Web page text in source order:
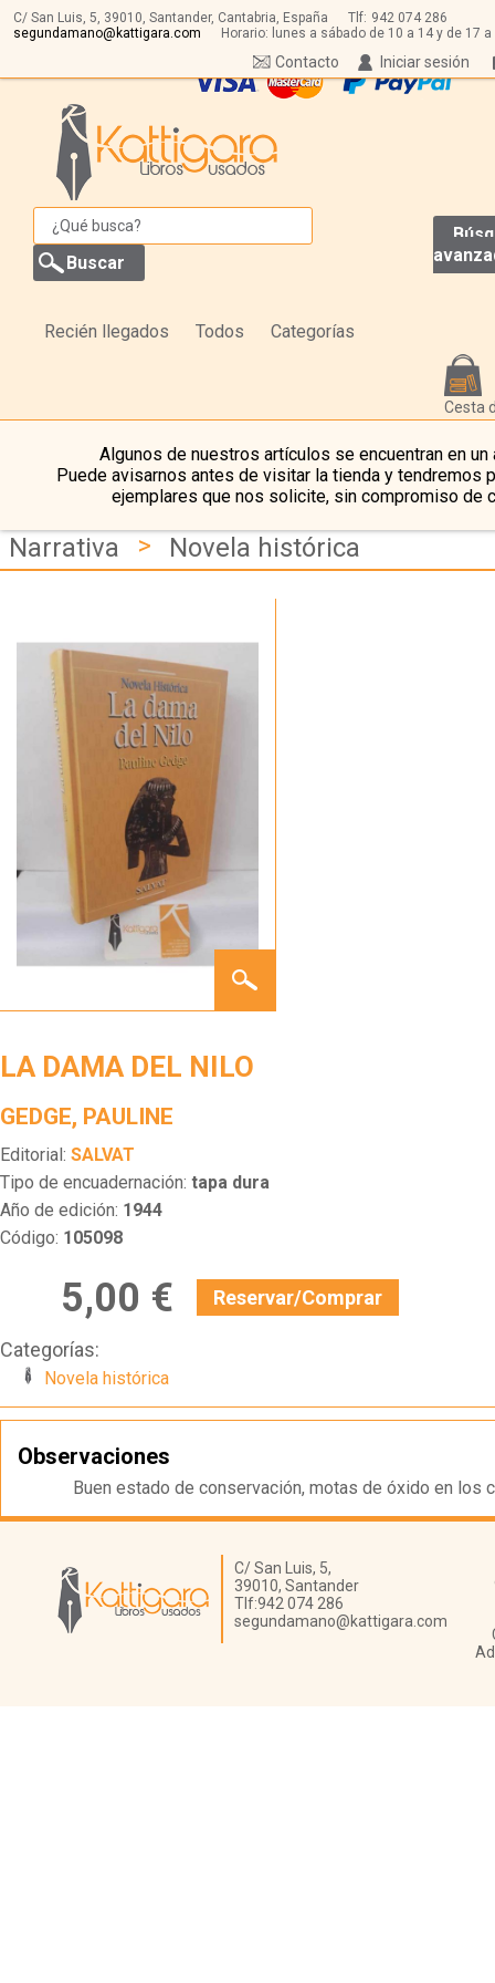
C/ San Luis, 5, 39010, Santander, Cantabria, España Tlf: 942 074 286
segundamano@kattigara.com
Horario: lunes a sábado de 10 a 14 y de 17 a
Iniciar sesión
Contacto
Recién llegados Todos Categorías
Cesta
Algunos de nuestros artículos se encuentran en un
Puede avisarnos antes de visitar la tienda y tendremos
ejemplares que nos solicite, sin compromiso de
Narrativa > Novela histórica
DAMA
LA DAMA DEL NILO
GEDGE, PAULINE
Editorial: SALVAT
Tipo de encuadernación: tapa dura
Año de edición: 1944
Código: 105098
5,00 € Reservar/Comprar
Categorías:
Novela histórica
Observaciones
Buen estado de conservación, motas de óxido en los
Librería Kattigara
C/ San Luis, 5,
39010, Santander
Tlf:942 074 286
segundamano@kattigara.com